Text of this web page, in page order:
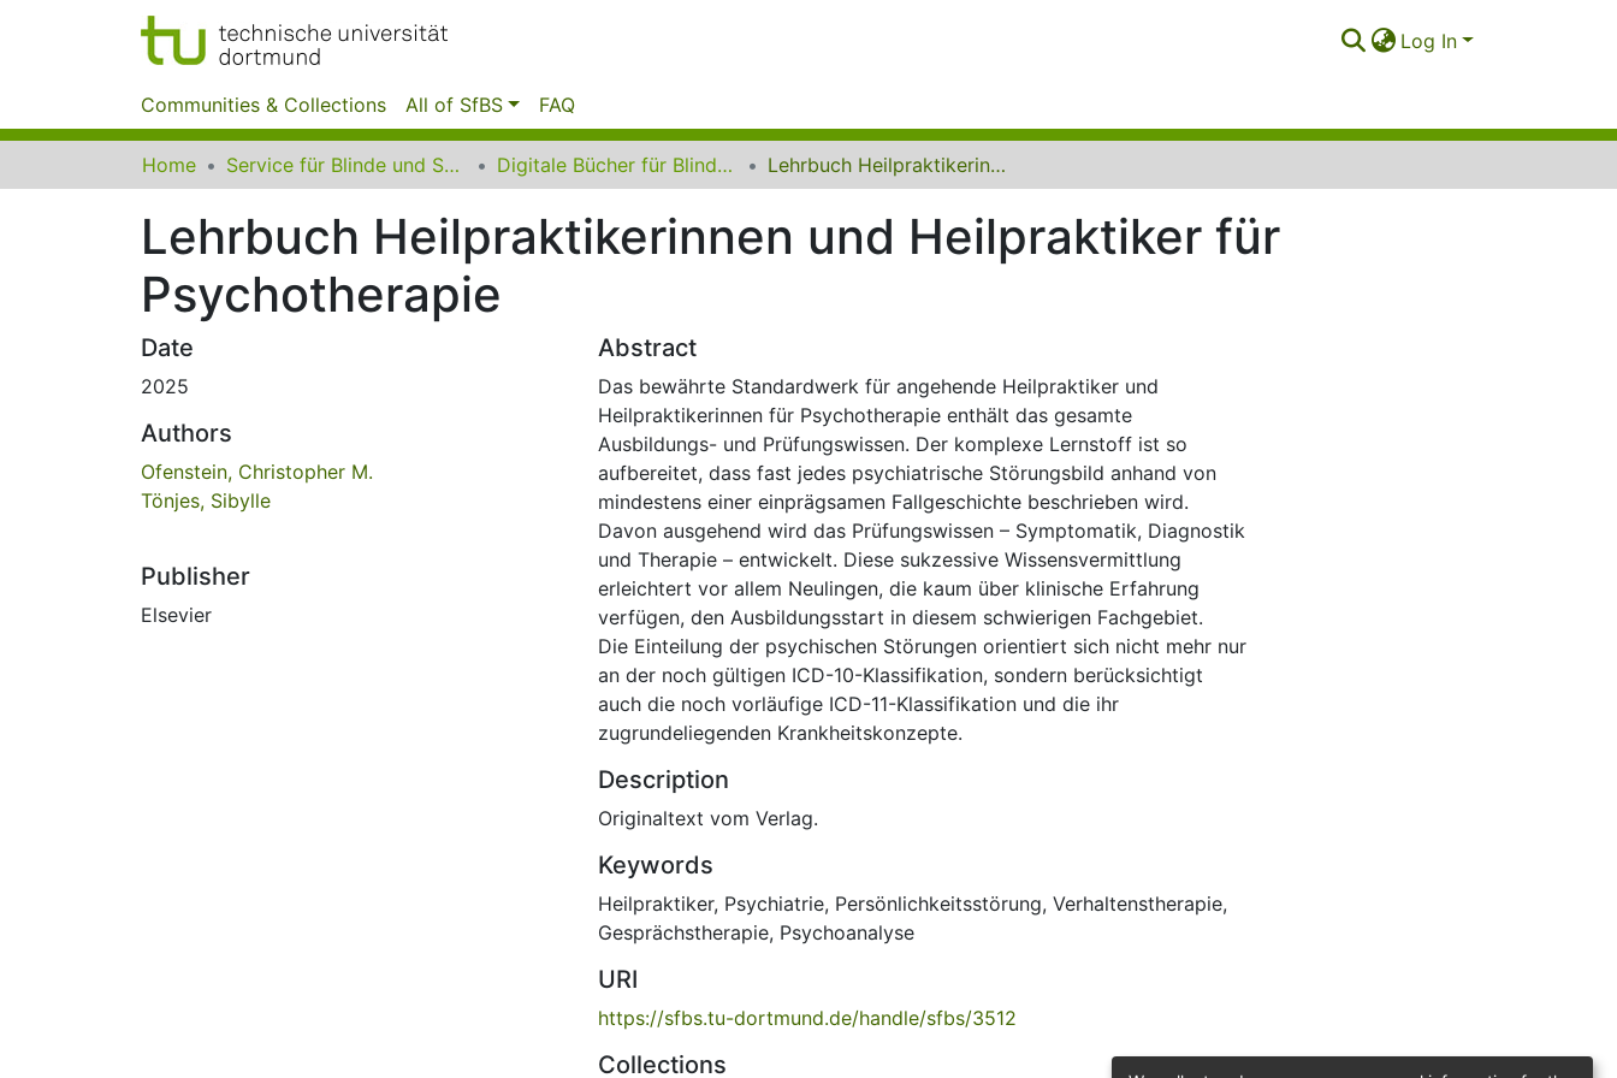
Log In
Communities & Collections All of SfBS FAQ
Home Service für Blinde und Sehbehinderte der UB Dortmund Digitale Bücher für Blinde und Sehbehinderte Lehrbuch Heilpraktikerinnen und Heilpraktiker für Psychotherapie
Lehrbuch Heilpraktikerinnen und Heilpraktiker für
Psychotherapie
Date
2025
Authors
Ofenstein, Christopher M.
Tönjes, Sibylle
Publisher
Elsevier
Abstract
Das bewährte Standardwerk für angehende Heilpraktiker und
Heilpraktikerinnen für Psychotherapie enthält das gesamte
Ausbildungs- und Prüfungswissen. Der komplexe Lernstoff ist so
aufbereitet, dass fast jedes psychiatrische Störungsbild anhand von
mindestens einer einprägsamen Fallgeschichte beschrieben wird.
Davon ausgehend wird das Prüfungswissen – Symptomatik, Diagnostik
und Therapie – entwickelt. Diese sukzessive Wissensvermittlung
erleichtert vor allem Neulingen, die kaum über klinische Erfahrung
verfügen, den Ausbildungsstart in diesem schwierigen Fachgebiet.
Die Einteilung der psychischen Störungen orientiert sich nicht mehr nur
an der noch gültigen ICD-10-Klassifikation, sondern berücksichtigt
auch die noch vorläufige ICD-11-Klassifikation und die ihr
zugrundeliegenden Krankheitskonzepte.
Description
Originaltext vom Verlag.
Keywords
Heilpraktiker, Psychiatrie, Persönlichkeitsstörung, Verhaltenstherapie,
Gesprächstherapie, Psychoanalyse
URI
https://sfbs.tu-dortmund.de/handle/sfbs/3512
Collections